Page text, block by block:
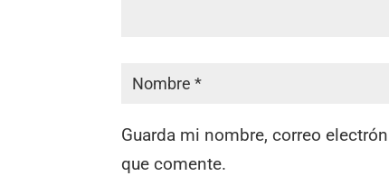
Guarda mi nombre, correo
que comente.